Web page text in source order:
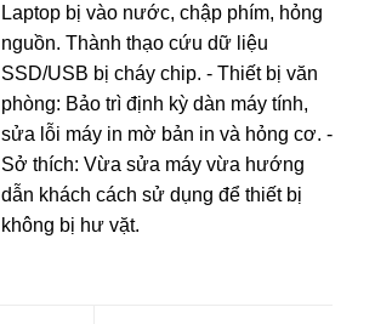
Laptop bị vào nước, chập phím, hỏng
nguồn. Thành thạo cứu dữ liệu
SSD/USB bị cháy chip. - Thiết bị văn
phòng: Bảo trì định kỳ dàn máy tính,
sửa lỗi máy in mờ bản in và hỏng cơ. -
Sở thích: Vừa sửa máy vừa hướng
dẫn khách cách sử dụng để thiết bị
không bị hư vặt.